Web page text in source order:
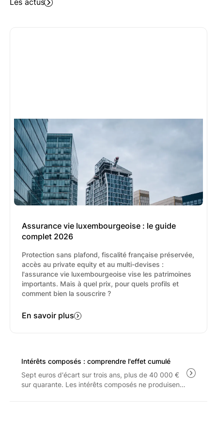
professionnel est d'apporter une transparence
totale au client sur les rémunérations perçues.
De plus, l'apport du conseil doit être amélioré
grâce à la perception de commissions de la
part de ses partenaires, changeant ainsi de
manière significative la relation client. Pour les
Conseillers en Gestion de Patrimoine
Indépendants (CGPI), la perception de
soient redistribuées au client.
Les actus
Assurance vie luxembourgeoise : le guide
complet 2026
Protection sans plafond, fiscalité française préservée,
accès au private equity et au multi-devises :
l'assurance vie luxembourgeoise vise les patrimoines
importants. Mais à quel prix, pour quels profils et
comment bien la souscrire ?
En savoir plus
Intérêts composés : comprendre l'effet cumulé
Sept euros d'écart sur trois ans, plus de 40 000 €
sur quarante. Les intérêts composés ne produisent